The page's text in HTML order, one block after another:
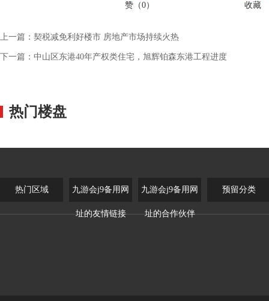
赞（0） 收藏
上一篇： 契税减免利好楼市 房地产市场持续火热
下一篇： 中山区东港40年产权类住宅，旭辉铂森东港工程进度
热门楼盘
热门区域 九游会j9备用网
址的友情链接
九游会j9备用网
址的合作伙伴
预留分类